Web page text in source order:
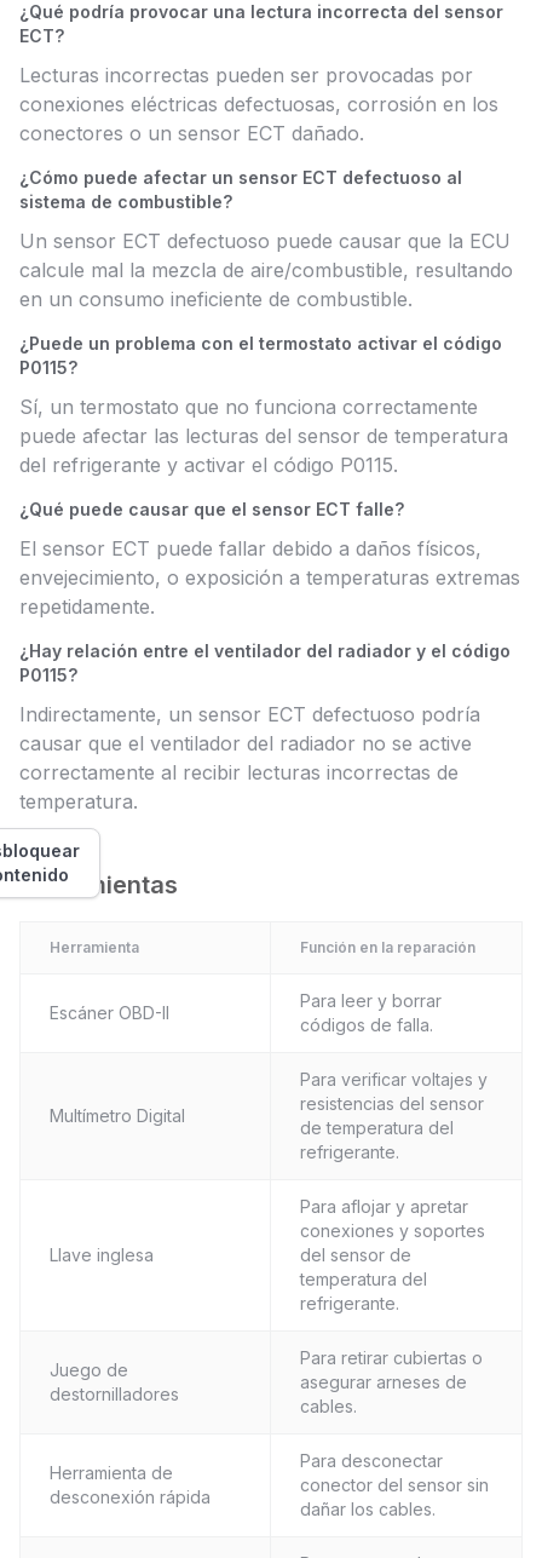
¿Qué podría provocar una lectura incorrecta del sensor
ECT?
Lecturas incorrectas pueden ser provocadas por
conexiones eléctricas defectuosas, corrosión en los
conectores o un sensor ECT dañado.
¿Cómo puede afectar un sensor ECT defectuoso al
sistema de combustible?
Un sensor ECT defectuoso puede causar que la ECU
calcule mal la mezcla de aire/combustible, resultando
en un consumo ineficiente de combustible.
¿Puede un problema con el termostato activar el código
P0115?
Sí, un termostato que no funciona correctamente
puede afectar las lecturas del sensor de temperatura
del refrigerante y activar el código P0115.
¿Qué puede causar que el sensor ECT falle?
El sensor ECT puede fallar debido a daños físicos,
envejecimiento, o exposición a temperaturas extremas
repetidamente.
¿Hay relación entre el ventilador del radiador y el código
P0115?
Indirectamente, un sensor ECT defectuoso podría
causar que el ventilador del radiador no se active
correctamente al recibir lecturas incorrectas de
temperatura.
Herramientas
Herramienta Función en la reparación
Escáner OBD-II
Para leer y borrar
códigos de falla.
Multímetro Digital
Para verificar voltajes y
resistencias del sensor
de temperatura del
refrigerante.
Llave inglesa
Para aflojar y apretar
conexiones y soportes
del sensor de
temperatura del
refrigerante.
Juego de
destornilladores
Para retirar cubiertas o
asegurar arneses de
cables.
Herramienta de
desconexión rápida
Para desconectar
conector del sensor sin
dañar los cables.